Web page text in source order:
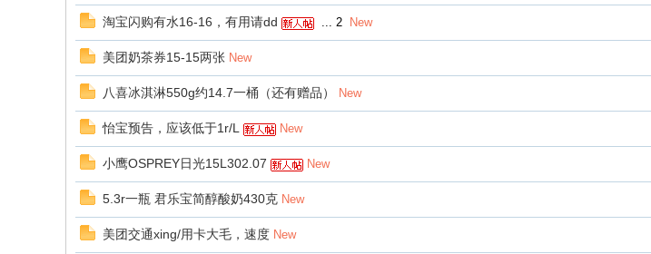
淘宝闪购有水16-16，有用请dd ... 2 New
美团奶茶券15-15两张 New
八喜冰淇淋550g约14.7一桶（还有赠品） New
怡宝预告，应该低于1r/L New
小鹰OSPREY日光15L302.07 New
5.3r一瓶 君乐宝简醇酸奶430克 New
美团交通xing/用卡大毛，速度 New